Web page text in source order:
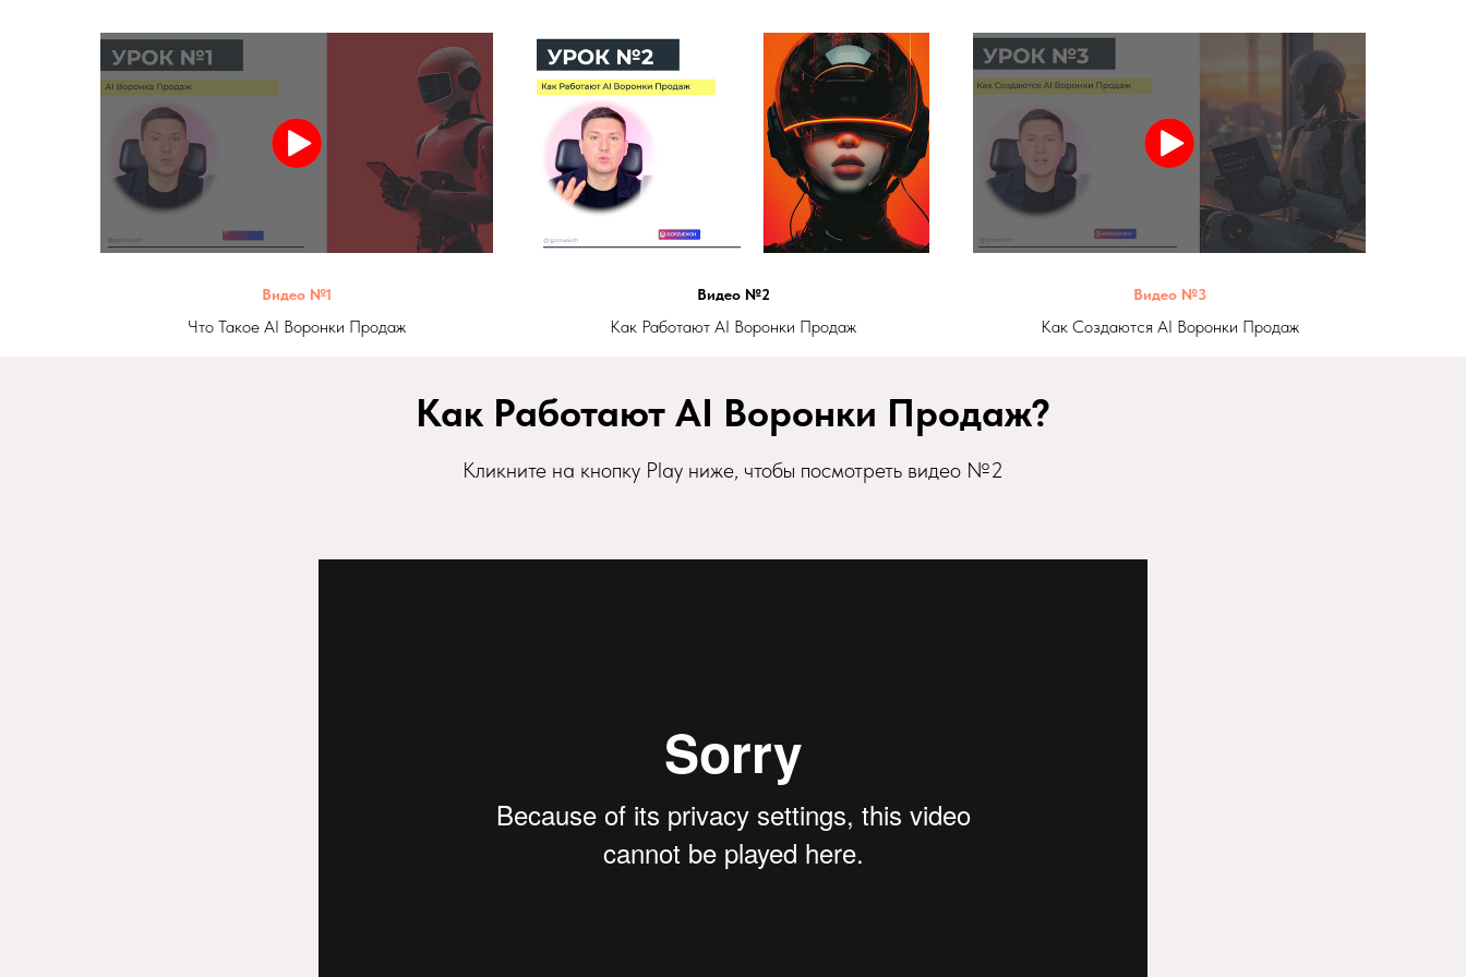
Видео №1
Что Такое AI Воронки Продаж
Видео №2
Как Работают AI Воронки Продаж
Видео №3
Как Создаются AI Воронки Продаж
Как Работают AI Воронки Продаж?
Кликните на кнопку Play ниже, чтобы посмотреть видео №2